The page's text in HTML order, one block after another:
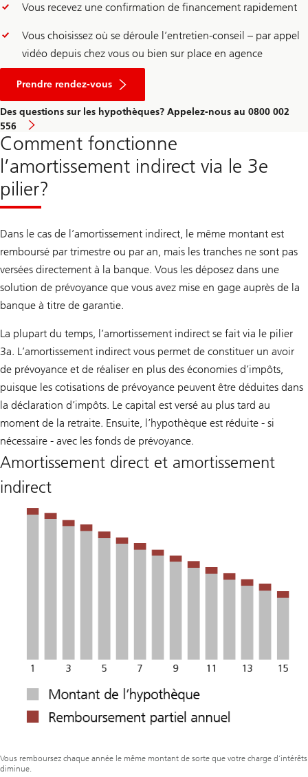
Vous recevez une confirmation de financement rapidement
Vous choisissez où se déroule l’entretien-conseil – par appel
vidéo depuis chez vous ou bien sur place en agence
Prendre rendez-vous
une
hypothécaire
Des questions sur les hypothèques? Appelez-nous au 0800 002
556
Comment fonctionne
l’amortissement indirect via le 3e
pilier?
Dans le cas de l’amortissement indirect, le même montant est
remboursé par trimestre ou par an, mais les tranches ne sont pas
versées directement à la banque. Vous les déposez dans une
solution de prévoyance que vous avez mise en gage auprès de la
banque à titre de garantie.
La plupart du temps, l’amortissement indirect se fait via le pilier
3a. L’amortissement indirect vous permet de constituer un avoir
de prévoyance et de réaliser en plus des économies d’impôts,
puisque les cotisations de prévoyance peuvent être déduites dans
la déclaration d’impôts. Le capital est versé au plus tard au
moment de la retraite. Ensuite, l’hypothèque est réduite - si
nécessaire - avec les fonds de prévoyance.
Amortissement direct et amortissement
indirect
Vous remboursez chaque année le même montant de sorte que votre charge d’intérêts
diminue.